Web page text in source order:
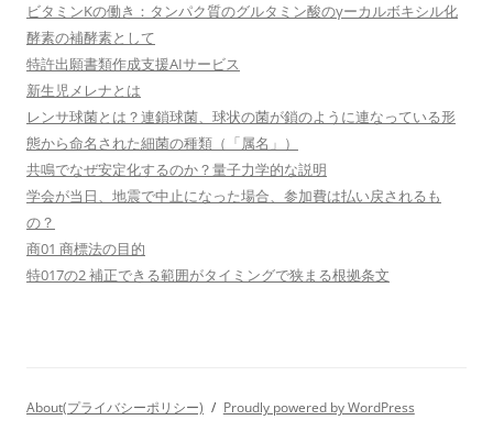
ビタミンKの働き：タンパク質のグルタミン酸のγーカルボキシル化
酵素の補酵素として
特許出願書類作成支援AIサービス
新生児メレナとは
レンサ球菌とは？連鎖球菌、球状の菌が鎖のように連なっている形
態から命名された細菌の種類（「属名」）
共鳴でなぜ安定化するのか？量子力学的な説明
学会が当日、地震で中止になった場合、参加費は払い戻されるも
の？
商01 商標法の目的
特017の2 補正できる範囲がタイミングで狭まる根拠条文
About(プライバシーポリシー) Proudly powered by WordPress